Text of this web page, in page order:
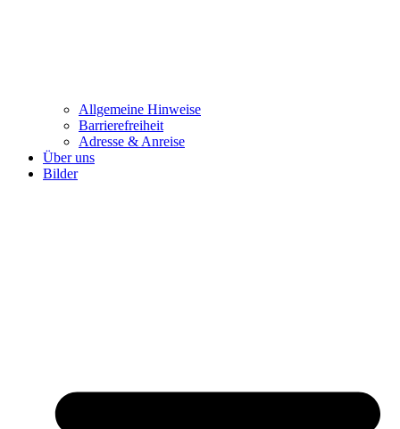
Allgemeine Hinweise
Barrierefreiheit
Adresse & Anreise
Über uns
Bilder